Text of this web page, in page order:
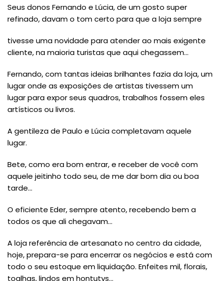
Seus donos Fernando e Lúcia, de um gosto super
refinado, davam o tom certo para que a loja sempre
tivesse uma novidade para atender ao mais exigente
cliente, na maioria turistas que aqui chegassem…
Fernando, com tantas ideias brilhantes fazia da loja, um
lugar onde as exposições de artistas tivessem um
lugar para expor seus quadros, trabalhos fossem eles
artísticos ou livros.
A gentileza de Paulo e Lúcia completavam aquele
lugar.
Bete, como era bom entrar, e receber de você com
aquele jeitinho todo seu, de me dar bom dia ou boa
tarde…
O eficiente Eder, sempre atento, recebendo bem a
todos os que ali chegavam…
A loja referência de artesanato no centro da cidade,
hoje, prepara-se para encerrar os negócios e está com
todo o seu estoque em liquidação. Enfeites mil, florais,
toalhas, lindos em hontutys…